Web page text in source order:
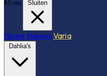
Menu Sluiten
Home Nieuws Varia
Dahlia's